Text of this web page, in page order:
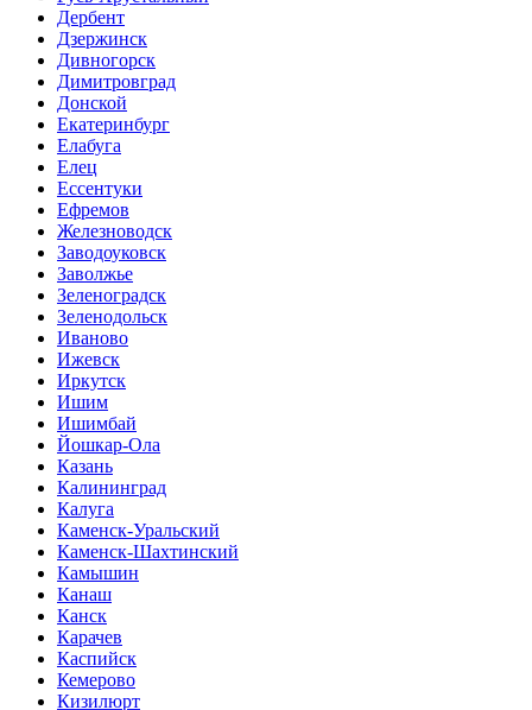
Дербент
Дзержинск
Дивногорск
Димитровград
Донской
Екатеринбург
Елабуга
Елец
Ессентуки
Ефремов
Железноводск
Заводоуковск
Заволжье
Зеленоградск
Зеленодольск
Иваново
Ижевск
Иркутск
Ишим
Ишимбай
Йошкар-Ола
Казань
Калининград
Калуга
Каменск-Уральский
Каменск-Шахтинский
Камышин
Канаш
Канск
Карачев
Каспийск
Кемерово
Кизилюрт